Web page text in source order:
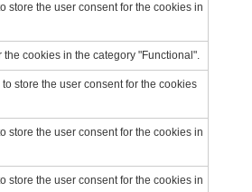
store the user consent for the cookies in
cookies in the category "Functional".
store the user consent for the cookies
store the user consent for the cookies in
store the user consent for the cookies in